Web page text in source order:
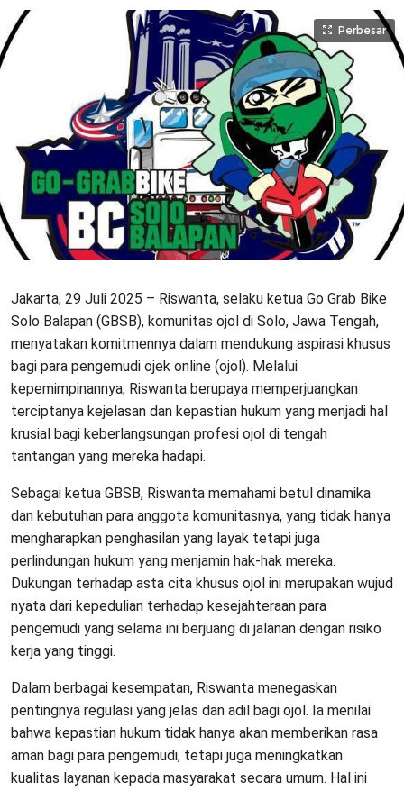
Perbesar
Jakarta, 29 Juli 2025 – Riswanta, selaku ketua Go Grab Bike
Solo Balapan (GBSB), komunitas ojol di Solo, Jawa Tengah,
menyatakan komitmennya dalam mendukung aspirasi khusus
bagi para pengemudi ojek online (ojol). Melalui
kepemimpinannya, Riswanta berupaya memperjuangkan
terciptanya kejelasan dan kepastian hukum yang menjadi hal
krusial bagi keberlangsungan profesi ojol di tengah
tantangan yang mereka hadapi.
Sebagai ketua GBSB, Riswanta memahami betul dinamika
dan kebutuhan para anggota komunitasnya, yang tidak hanya
mengharapkan penghasilan yang layak tetapi juga
perlindungan hukum yang menjamin hak-hak mereka.
Dukungan terhadap asta cita khusus ojol ini merupakan wujud
nyata dari kepedulian terhadap kesejahteraan para
pengemudi yang selama ini berjuang di jalanan dengan risiko
kerja yang tinggi.
Dalam berbagai kesempatan, Riswanta menegaskan
pentingnya regulasi yang jelas dan adil bagi ojol. Ia menilai
bahwa kepastian hukum tidak hanya akan memberikan rasa
aman bagi para pengemudi, tetapi juga meningkatkan
kualitas layanan kepada masyarakat secara umum. Hal ini